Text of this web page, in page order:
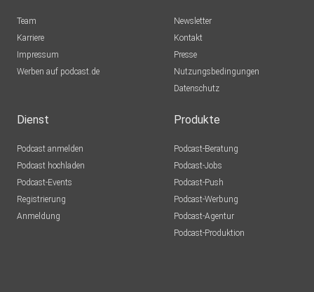
Team
Karriere
Impressum
Werben auf podcast.de
Newsletter
Kontakt
Presse
Nutzungsbedingungen
Datenschutz
Dienst
Podcast anmelden
Podcast hochladen
Podcast-Events
Registrierung
Anmeldung
Produkte
Podcast-Beratung
Podcast-Jobs
Podcast-Push
Podcast-Werbung
Podcast-Agentur
Podcast-Produktion